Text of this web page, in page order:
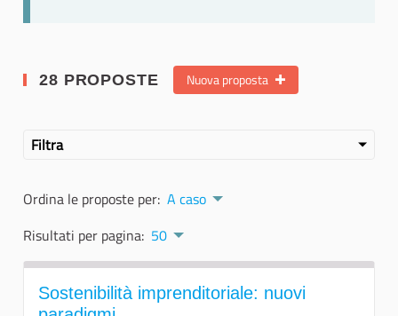
28 PROPOSTE Nuova proposta
Filtra
Ordina le proposte per: A caso
Risultati per pagina: 50
Sostenibilità imprenditoriale: nuovi